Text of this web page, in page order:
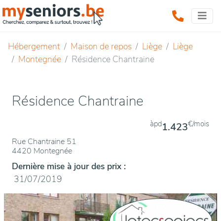
Hébergement Maison de repos Liège
Liège
Montegnée
Résidence Chantraine
Résidence Chantraine
Rue Chantraine 51
4420 Montegnée
àpd1.423€/mois
Dernière mise à jour des prix :
31/07/2019